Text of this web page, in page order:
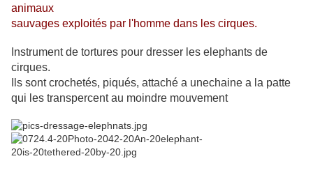
animaux
sauvages exploités par l'homme dans les cirques.
Instrument de tortures pour dresser les elephants de
cirques.
Ils sont crochetés, piqués, attaché a unechaine a la patte
qui les transpercent au moindre mouvement